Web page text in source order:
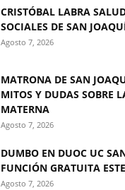
CRISTÓBAL LABRA
SOCIALES DE SAN
Agosto 7, 2026
MATRONA DE SAN
MITOS Y DUDAS SOBRE
MATERNA
Agosto 7, 2026
DUMBO EN DUOC UC
FUNCIÓN GRATUITA
Agosto 7, 2026